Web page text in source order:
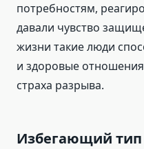
потребностям,
давали чувство
жизни такие люди
и здоровые
страха разрыва.
Избегающий тип